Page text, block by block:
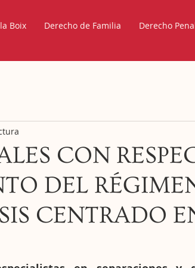
Boix Derecho de Familia Derecho
CON
DEL
CENTRADO